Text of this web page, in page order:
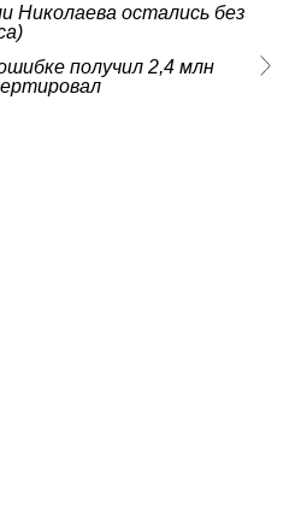
Николаева остались без
получил 2,4 млн